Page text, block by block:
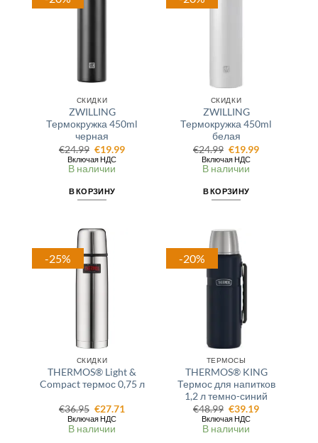
СКИДКИ
ZWILLING
Термокружка 450ml
черная
€24.99 Первоначальная
цена
составляла
€24.99.
€19.99Текущая
Включая НДС
В наличии
В КОРЗИНУ
СКИДКИ
ZWILLING
Термокружка 450ml
белая
€24.99 Первоначальная
цена
составляла
€24.99.
€19.99Текущая
Включая НДС
В наличии
В КОРЗИНУ
-25%
СКИДКИ
THERMOS® Light &
Compact термос 0,75 л
€36.95 Первоначальная
цена
составляла
€36.95.
€27.71Текущая
Включая НДС
В наличии
-20%
ТЕРМОСЫ
THERMOS® KING
Термос для напитков
1,2 л темно-синий
€48.99 Первоначальная
цена
составляла
€48.99.
€39.19Текущая
Включая НДС
В наличии